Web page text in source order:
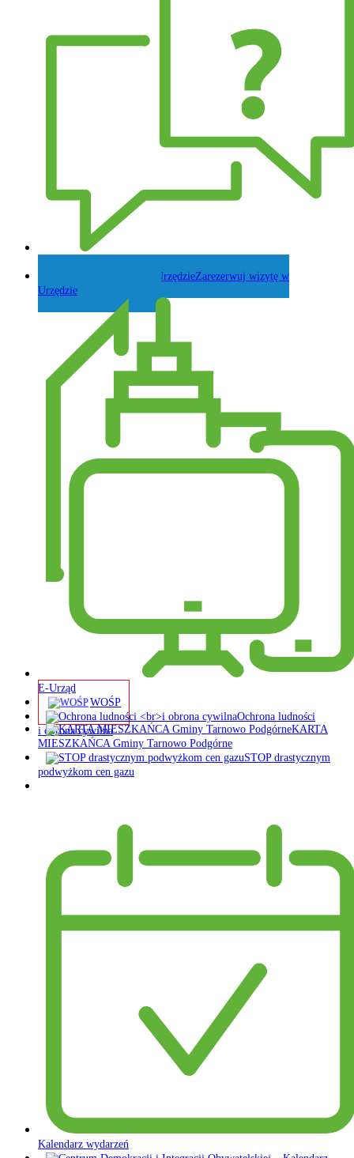
Zarezerwuj wizytę w
Urzędzie
E-Urząd
WOŚP
Ochrona ludności
i obrona cywilna
KARTA
MIESZKAŃCA Gminy Tarnowo Podgórne
STOP drastycznym
podwyżkom cen gazu
Kalendarz wydarzeń